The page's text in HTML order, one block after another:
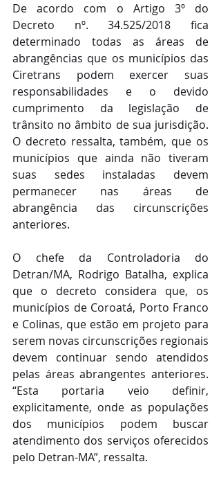
De acordo com o Artigo 3º do
Decreto nº. 34.525/2018 fica
determinado todas as áreas de
abrangências que os municípios das
Ciretrans podem exercer suas
responsabilidades e o devido
cumprimento da legislação de
trânsito no âmbito de sua jurisdição.
O decreto ressalta, também, que os
municípios que ainda não tiveram
suas sedes instaladas devem
permanecer nas áreas de
abrangência das circunscrições
anteriores.
O chefe da Controladoria do
Detran/MA, Rodrigo Batalha, explica
que o decreto considera que, os
municípios de Coroatá, Porto Franco
e Colinas, que estão em projeto para
serem novas circunscrições regionais
devem continuar sendo atendidos
pelas áreas abrangentes anteriores.
“Esta portaria veio definir,
explicitamente, onde as populações
dos municípios podem buscar
atendimento dos serviços oferecidos
pelo Detran-MA”, ressalta.